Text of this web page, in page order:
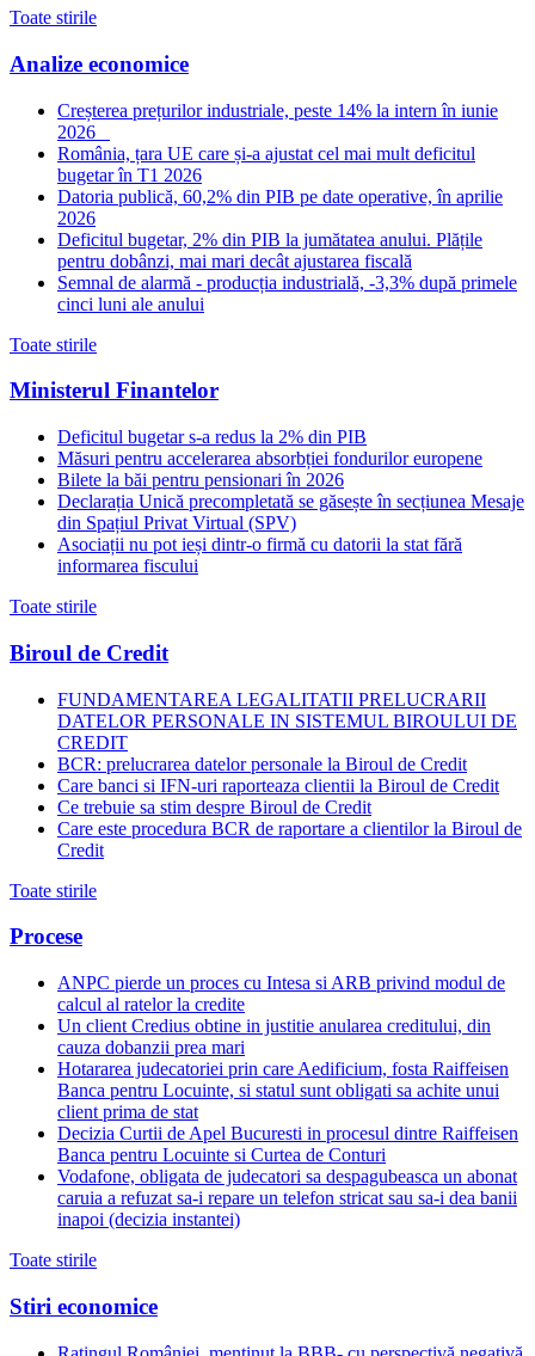
Toate stirile
Analize economice
Creșterea prețurilor industriale, peste 14% la intern în iunie
2026
România, țara UE care și-a ajustat cel mai mult deficitul
bugetar în T1 2026
Datoria publică, 60,2% din PIB pe date operative, în aprilie
2026
Deficitul bugetar, 2% din PIB la jumătatea anului. Plățile
pentru dobânzi, mai mari decât ajustarea fiscală
Semnal de alarmă - producția industrială, -3,3% după primele
cinci luni ale anului
Toate stirile
Ministerul Finantelor
Deficitul bugetar s-a redus la 2% din PIB
Măsuri pentru accelerarea absorbției fondurilor europene
Bilete la băi pentru pensionari în 2026
Declarația Unică precompletată se găsește în secțiunea Mesaje
din Spațiul Privat Virtual (SPV)
Asociații nu pot ieși dintr-o firmă cu datorii la stat fără
informarea fiscului
Toate stirile
Biroul de Credit
FUNDAMENTAREA LEGALITATII PRELUCRARII
DATELOR PERSONALE IN SISTEMUL BIROULUI DE
CREDIT
BCR: prelucrarea datelor personale la Biroul de Credit
Care banci si IFN-uri raporteaza clientii la Biroul de Credit
Ce trebuie sa stim despre Biroul de Credit
Care este procedura BCR de raportare a clientilor la Biroul de
Credit
Toate stirile
Procese
ANPC pierde un proces cu Intesa si ARB privind modul de
calcul al ratelor la credite
Un client Credius obtine in justitie anularea creditului, din
cauza dobanzii prea mari
Hotararea judecatoriei prin care Aedificium, fosta Raiffeisen
Banca pentru Locuinte, si statul sunt obligati sa achite unui
client prima de stat
Decizia Curtii de Apel Bucuresti in procesul dintre Raiffeisen
Banca pentru Locuinte si Curtea de Conturi
Vodafone, obligata de judecatori sa despagubeasca un abonat
caruia a refuzat sa-i repare un telefon stricat sau sa-i dea banii
inapoi (decizia instantei)
Toate stirile
Stiri economice